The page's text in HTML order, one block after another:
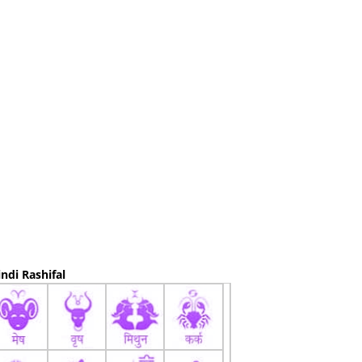
Rashifal